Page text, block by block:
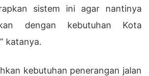
sistem ini agar nantinya
dengan kebutuhan Kota
katanya.
kebutuhan penerangan jalan